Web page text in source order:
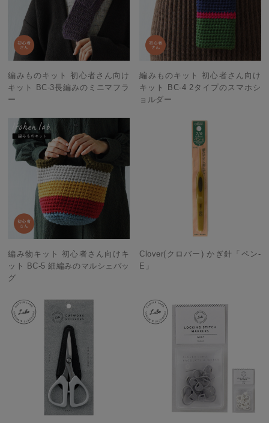
編みものキット 初心者さん向け
キット BC-3長編みのミニマフラ
ー
編みものキット 初心者さん向け
キット BC-4 2タイプのスマホシ
ョルダー
編み物キット 初心者さん向けキ
ット BC-5 細編みのマルシェバッ
グ
Clover(クロバー) かぎ針「ペン-
E」